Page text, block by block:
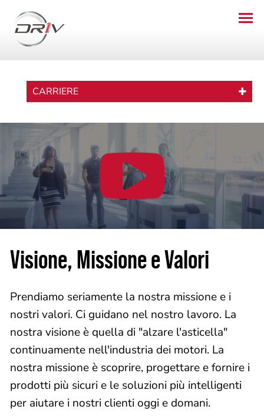
CARRIERE
Visione, Missione e Valori
Prendiamo seriamente la nostra missione e i
nostri valori. Ci guidano nel nostro lavoro. La
nostra visione è quella di "alzare l'asticella"
continuamente nell'industria dei motori. La
nostra missione è scoprire, progettare e fornire i
prodotti più sicuri e le soluzioni più intelligenti
per aiutare i nostri clienti oggi e domani.